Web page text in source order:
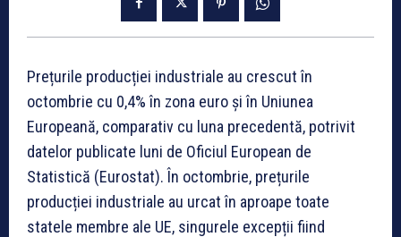
Prețurile producției industriale au crescut în
octombrie cu 0,4% în zona euro și în Uniunea
Europeană, comparativ cu luna precedentă, potrivit
datelor publicate luni de Oficiul European de
Statistică (Eurostat). În octombrie, prețurile
producției industriale au urcat în aproape toate
statele membre ale UE, singurele excepții fiind